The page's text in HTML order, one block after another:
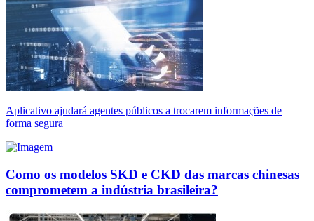
Aplicativo ajudará agentes públicos a trocarem informações de
forma segura
Como os modelos SKD e CKD das marcas chinesas
comprometem a indústria brasileira?